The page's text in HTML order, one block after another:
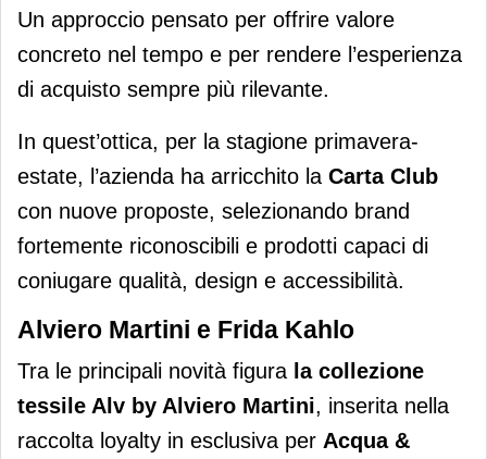
Un approccio pensato per offrire valore
concreto nel tempo e per rendere l’esperienza
di acquisto sempre più rilevante.
In quest’ottica, per la stagione primavera-
estate, l’azienda ha arricchito la Carta Club
con nuove proposte, selezionando brand
fortemente riconoscibili e prodotti capaci di
coniugare qualità, design e accessibilità.
Alviero Martini e Frida Kahlo
Tra le principali novità figura la collezione
tessile Alv by Alviero Martini, inserita nella
raccolta loyalty in esclusiva per Acqua &